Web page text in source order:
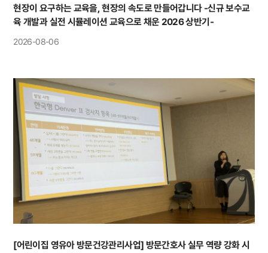
현장이 요구하는 교육을, 현장의 속도로 만들어갑니다 -신규 보수교
육 개발과 실전 시뮬레이션 교육으로 채운 2026 상반기-
2026-08-06
[어린이집 영유아 방문건강관리사업] 방문간호사 실무 역량 강화 시